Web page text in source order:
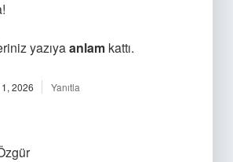
yazıyaanlam kattı.
2026 Yanıtla